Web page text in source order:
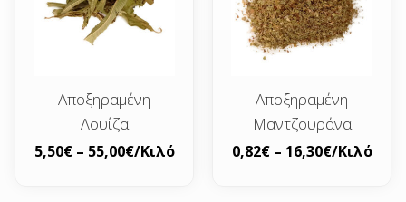
Αποξηραμένη
Λουίζα
5,50€ – 55,00€/Κιλό
Αποξηραμένη
Μαντζουράνα
0,82€ – 16,30€/Κιλό